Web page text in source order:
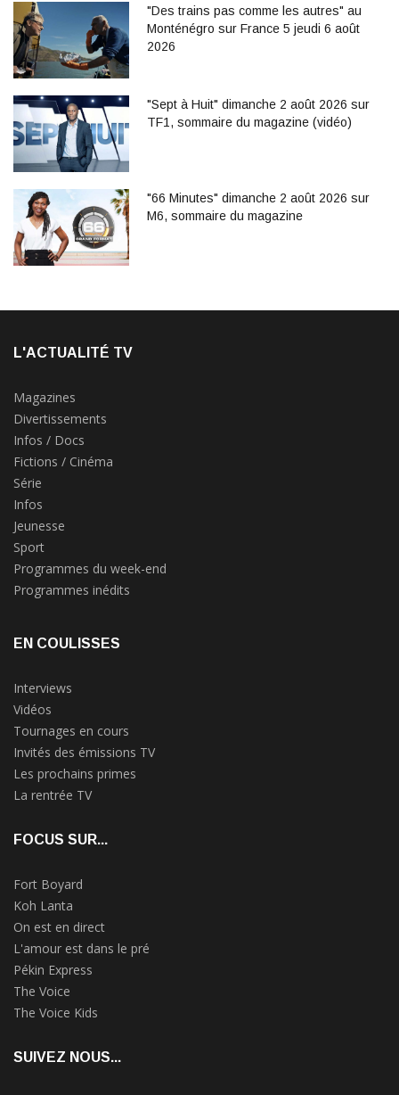
"Des trains pas comme les autres" au
Monténégro sur France 5 jeudi 6 août
2026
"Sept à Huit" dimanche 2 août 2026 sur
TF1, sommaire du magazine (vidéo)
"66 Minutes" dimanche 2 août 2026 sur
M6, sommaire du magazine
L'ACTUALITÉ TV
Magazines
Divertissements
Infos / Docs
Fictions / Cinéma
Série
Infos
Jeunesse
Sport
Programmes du week-end
Programmes inédits
EN COULISSES
Interviews
Vidéos
Tournages en cours
Invités des émissions TV
Les prochains primes
La rentrée TV
FOCUS SUR...
Fort Boyard
Koh Lanta
On est en direct
L'amour est dans le pré
Pékin Express
The Voice
The Voice Kids
SUIVEZ NOUS...